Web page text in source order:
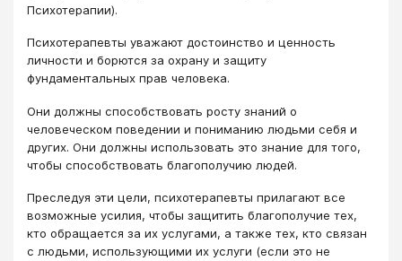
Психотерапии).
Психотерапевты уважают достоинство и ценность
личности и борются за охрану и защиту
фундаментальных прав человека.
Они должны способствовать росту знаний о
человеческом поведении и пониманию людьми себя и
других. Они должны использовать это знание для того,
чтобы способствовать благополучию людей.
Преследуя эти цели, психотерапевты прилагают все
возможные усилия, чтобы защитить благополучие тех,
кто обращается за их услугами, а также тех, кто связан
с людьми, использующими их услуги (если это не